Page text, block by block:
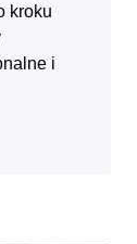
kroku
i